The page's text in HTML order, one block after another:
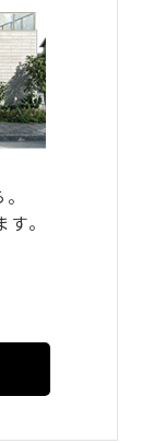
。